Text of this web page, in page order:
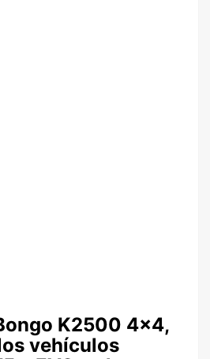
K2500 4×4,
vehículos